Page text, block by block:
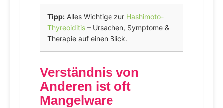
Tipp: Alles Wichtige zur Hashimoto-
Thyreoiditis – Ursachen, Symptome &
Therapie auf einen Blick.
Verständnis von
Anderen ist oft
Mangelware